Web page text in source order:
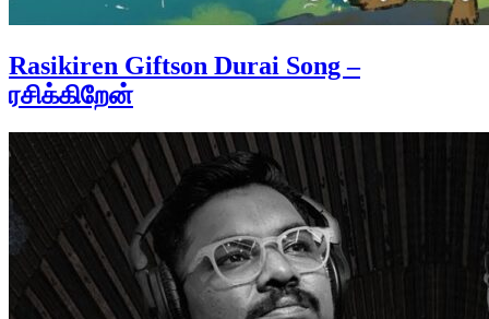
Rasikiren Giftson Durai Song –
ரசிக்கிறேன்